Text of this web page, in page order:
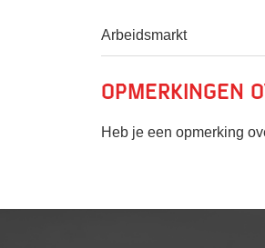
Arbeidsmarkt
Opmerkingen
Heb je een opmerking